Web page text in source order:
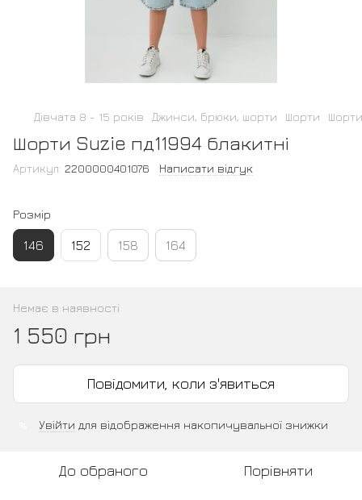
Дівчата 8 - 15 років Джинси, брюки, шорти Шорти
Шорти Suzie пд11994 блакитні
Артикул: 2200000401076 Написати відгук
Розмір
146 152 158 164
Немає в наявності
1 550 грн
Повідомити, коли з'явиться
Увійти для відображення накопичувальної знижки
До обраного Порівняти